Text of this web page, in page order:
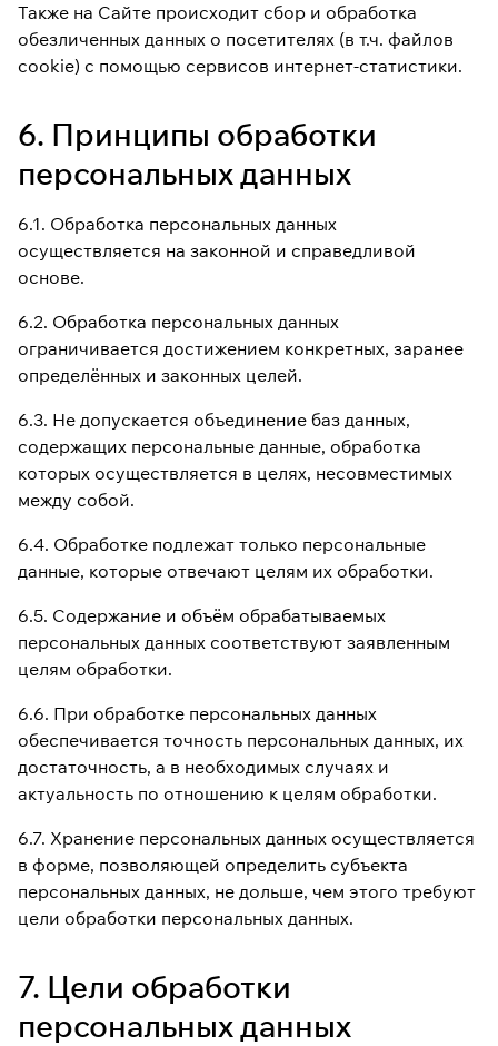
Также на Сайте происходит сбор и обработка
обезличенных данных о посетителях (в т.ч. файлов
cookie) с помощью сервисов интернет-статистики.
6. Принципы обработки
персональных данных
6.1. Обработка персональных данных
осуществляется на законной и справедливой
основе.
6.2. Обработка персональных данных
ограничивается достижением конкретных, заранее
определённых и законных целей.
6.3. Не допускается объединение баз данных,
содержащих персональные данные, обработка
которых осуществляется в целях, несовместимых
между собой.
6.4. Обработке подлежат только персональные
данные, которые отвечают целям их обработки.
6.5. Содержание и объём обрабатываемых
персональных данных соответствуют заявленным
целям обработки.
6.6. При обработке персональных данных
обеспечивается точность персональных данных, их
достаточность, а в необходимых случаях и
актуальность по отношению к целям обработки.
6.7. Хранение персональных данных осуществляется
в форме, позволяющей определить субъекта
персональных данных, не дольше, чем этого требуют
цели обработки персональных данных.
7. Цели обработки
персональных данных